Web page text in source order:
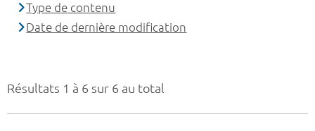
Résultats 1 à 6 sur 6 au total
Type de contenu
Date de dernière modification